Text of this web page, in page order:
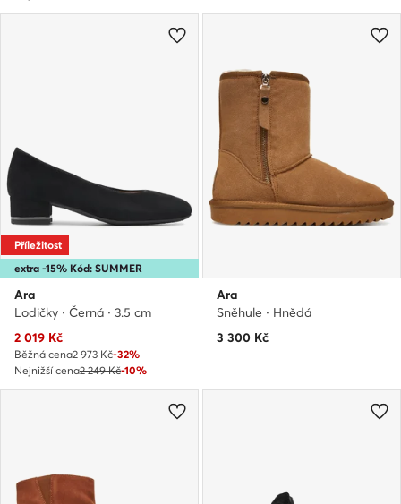
extra -15% Kód: SUMMER
Příležitost
Ara
Lodičky · Černá · 3.5 cm
Aktuální cena
2 019 Kč
Běžná cena2 973 Kč-32%
Nejnižší cena2 249 Kč-10%
Ara
Sněhule · Hnědá
3 300 Kč